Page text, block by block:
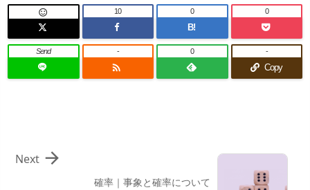
 10
B!
0 0
Send

- 0
Copy
-
確率｜事象と確率について

Next